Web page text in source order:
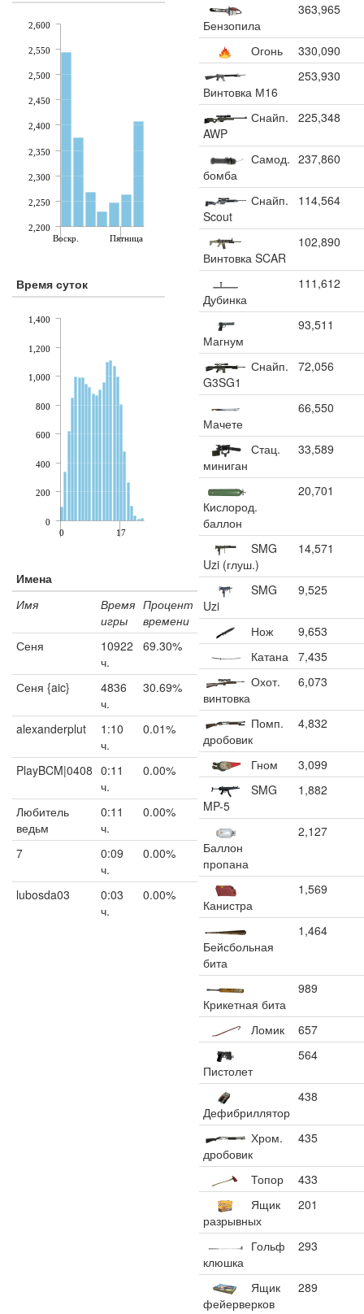
Воскр. Пятница
2,200
2,250
2,300
2,350
2,400
2,450
2,500
2,550
2,600
Время суток
0 17
0
200
400
600
800
1,000
1,200
1,400
Имена
Имя
Время
игры
Процент
времени
Сеня
10922
ч.
69.30%
Сеня {aic}
4836
ч.
30.69%
alexanderplut
1:10
ч.
0.01%
PlayBCM|0408 0:11
ч.
0.00%
Любитель
ведьм
0:11
ч.
0.00%
7
0:09
ч.
0.00%
lubosda03
0:03
ч.
0.00%
Бензопила
363,965
Огонь 330,090
Винтовка М16
253,930
Снайп.
AWP
225,348
Самод.
бомба
237,860
Снайп.
Scout
114,564
Винтовка SCAR
102,890
Дубинка
111,612
Магнум
93,511
Снайп.
G3SG1
72,056
Мачете
66,550
Стац.
миниган
33,589
Кислород.
баллон
20,701
SMG
Uzi (глуш.)
14,571
SMG
Uzi
9,525
Нож
9,653
Катана
7,435
Охот.
винтовка
6,073
Помп.
дробовик
4,832
Гном
3,099
SMG
MP-5
1,882
Баллон
пропана
2,127
Канистра
1,569
Бейсбольная
бита
1,464
Крикетная бита
989
Ломик 657
Пистолет
564
Дефибриллятор
438
Хром.
дробовик
435
Топор
433
Ящик
разрывных
201
Гольф
клюшка
293
Ящик
фейерверков
289